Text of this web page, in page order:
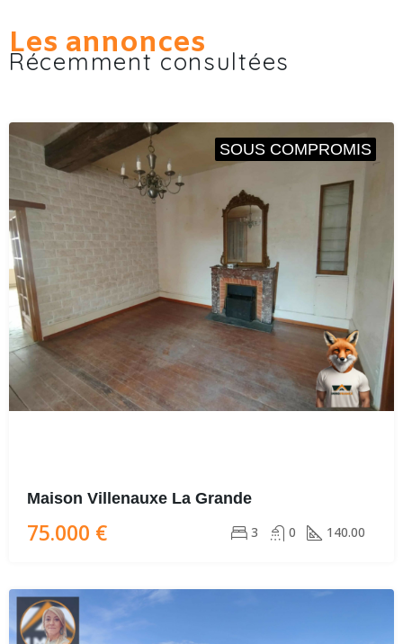
Les annonces
Récemment consultées
SOUS COMPROMIS
Maison Villenauxe La Grande
75.000 € 3 0 140.00